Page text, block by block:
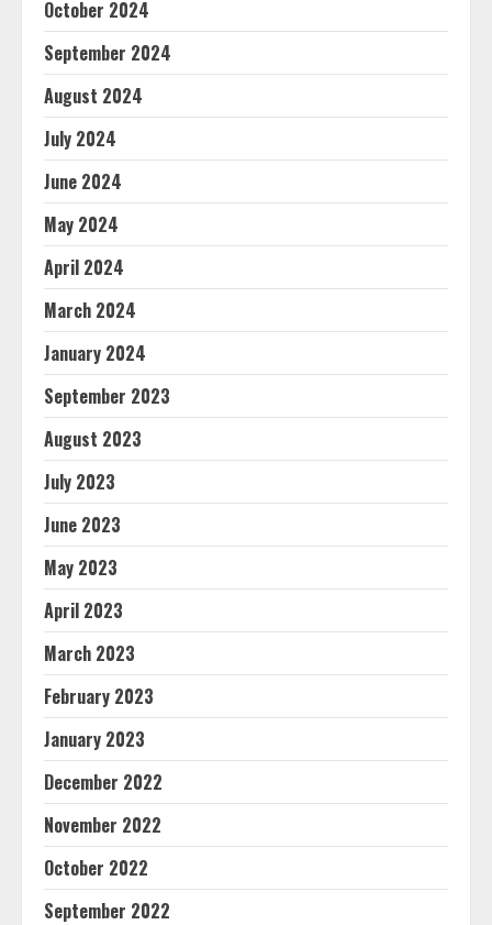
October 2024
September 2024
August 2024
July 2024
June 2024
May 2024
April 2024
March 2024
January 2024
September 2023
August 2023
July 2023
June 2023
May 2023
April 2023
March 2023
February 2023
January 2023
December 2022
November 2022
October 2022
September 2022